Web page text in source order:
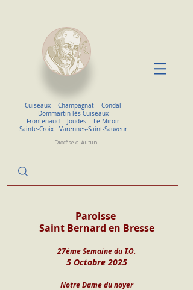
Cuiseaux Champagnat
Condal
Dommartin-lès-Cuiseaux
Frontenaud
Joudes
Le Miroir
Sainte-Croix Varennes-Saint-Sauveur
Diocèse d'Autun
Paroisse
Saint Bernard en Bresse
27ème Semaine du T.O.
5 Octobre 2025
Notre Dame du noyer